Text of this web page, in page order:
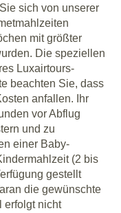
sich von unserer
mit größter
Die speziellen
Luxairtours-
beachten Sie, dass
anfallen. Ihr
vor Abflug
und zu
einer Baby-
(2 bis
gestellt
die gewünschte
erfolgt nicht